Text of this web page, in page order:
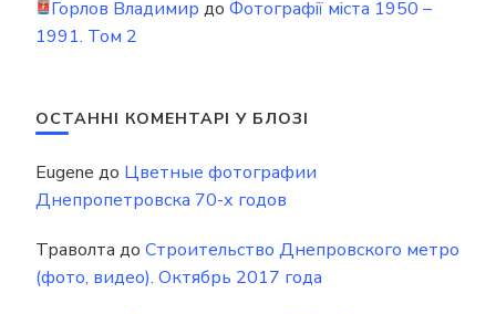
Горлов Владимир до Фотографії міста 1950 –
1991. Том 2
ОСТАННІ КОМЕНТАРІ У БЛОЗІ
Eugene до Цветные фотографии
Днепропетровска 70-х годов
Траволта до Строительство Днепровского метро
(фото, видео). Октябрь 2017 года